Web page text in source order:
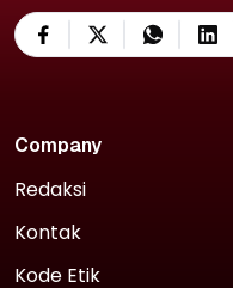
Company
Redaksi
Kontak
Kode Etik